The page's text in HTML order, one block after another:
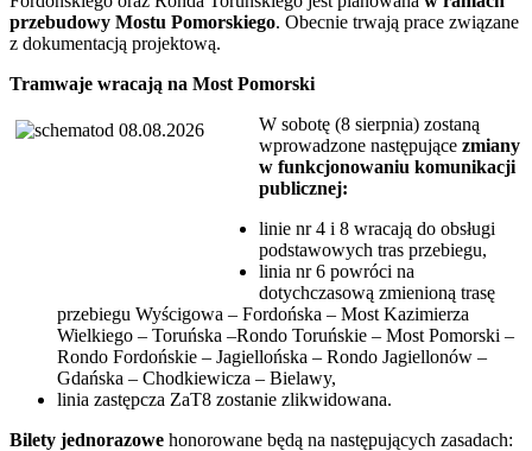
przebudowy Mostu Pomorskiego. Obecnie trwają prace związane
z dokumentacją projektową.
Tramwaje wracają na Most Pomorski
W sobotę (8 sierpnia) zostaną
wprowadzone następujące zmiany
w funkcjonowaniu komunikacji
publicznej:
linie nr 4 i 8 wracają do obsługi
podstawowych tras przebiegu,
linia nr 6 powróci na
dotychczasową zmienioną trasę
przebiegu Wyścigowa – Fordońska – Most Kazimierza
Wielkiego – Toruńska –Rondo Toruńskie – Most Pomorski –
Rondo Fordońskie – Jagiellońska – Rondo Jagiellonów –
Gdańska – Chodkiewicza – Bielawy,
linia zastępcza ZaT8 zostanie zlikwidowana.
Bilety jednorazowe honorowane będą na następujących zasadach: